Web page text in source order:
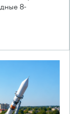
8-